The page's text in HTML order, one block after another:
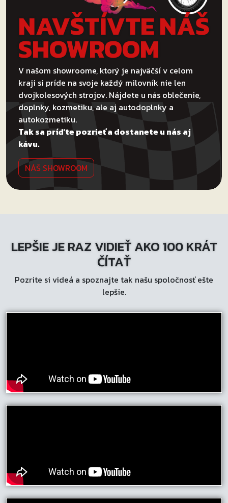
NAVŠTÍVTE NÁŠ
SHOWROOM
V našom showroome, ktorý je najväčší v celom
kraji si príde na svoje každý milovník nie len
dvojkolesových strojov. Nájdete u nás oblečenie,
doplnky, kozmetiku, ale aj autodoplnky a
autokozmetiku.
Tak sa príďte pozrieť a dostanete u nás aj
kávu.
NÁŠ SHOWROOM
LEPŠIE JE RAZ VIDIEŤ AKO 100 KRÁT
ČÍTAŤ
Pozrite si videá a spoznajte tak našu spoločnosť ešte
lepšie.